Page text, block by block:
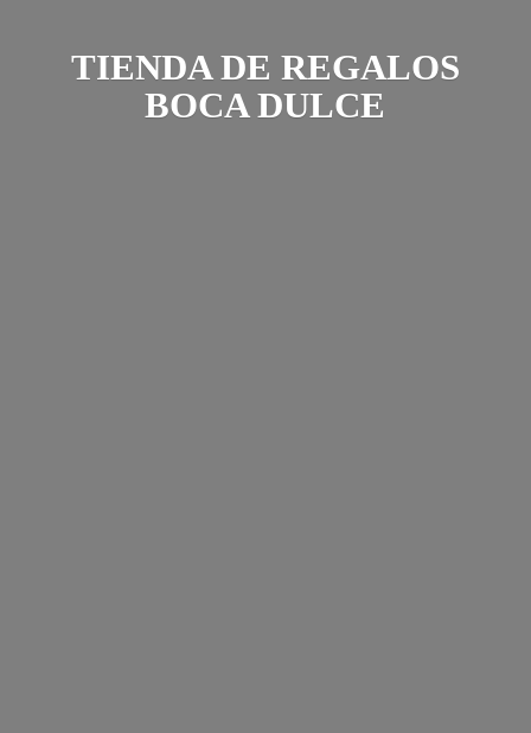
TIENDA DE REGALOS
BOCA DULCE